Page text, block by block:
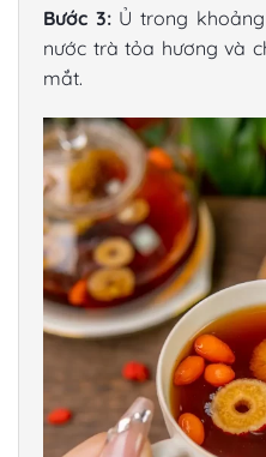
Bước 3:Ủ trong
nước trà tỏa hương và
mắt.